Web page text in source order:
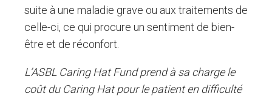
suite à une maladie grave ou aux traitements de
celle-ci, ce qui procure un sentiment de bien-
être et de réconfort.
L’ASBL Caring Hat Fund prend à sa charge le
coût du Caring Hat pour le patient en difficulté